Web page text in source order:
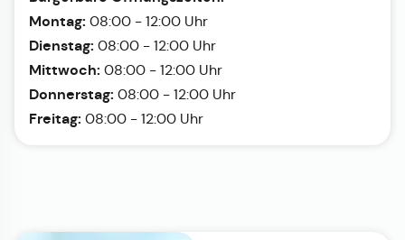
Montag: 08:00 - 12:00 Uhr
Dienstag: 08:00 - 12:00 Uhr
Mittwoch: 08:00 - 12:00 Uhr
Donnerstag: 08:00 - 12:00 Uhr
Freitag: 08:00 - 12:00 Uhr